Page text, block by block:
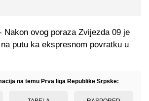
Nakon ovog poraza Zvijezda 09 je
putu ka ekspresnom povratku u
na temu Prva liga Republike Srpske: